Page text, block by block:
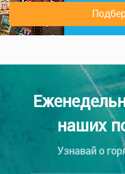
наших
Узнавай о